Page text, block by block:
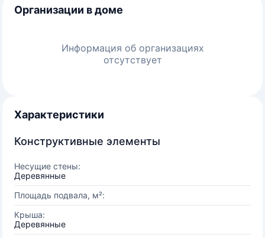
Организации в доме
Информация об организациях
отсутствует
Характеристики
Конструктивные элементы
Несущие стены:
Деревянные
Площадь подвала, м²:
Крыша:
Деревянные